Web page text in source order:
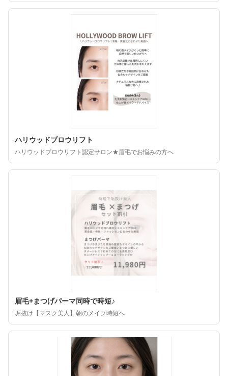
ハリウッドブロウリフト
ハリウッドブロウリフト認定サロン★眉毛でお悩みの方へ
眉毛+まつげパーマ同時で時短♪
垢抜け【マスク美人】朝のメイク時短へ